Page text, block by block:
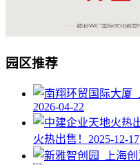
园区推荐
2026-04-22
火热出售！ 2025-12-17